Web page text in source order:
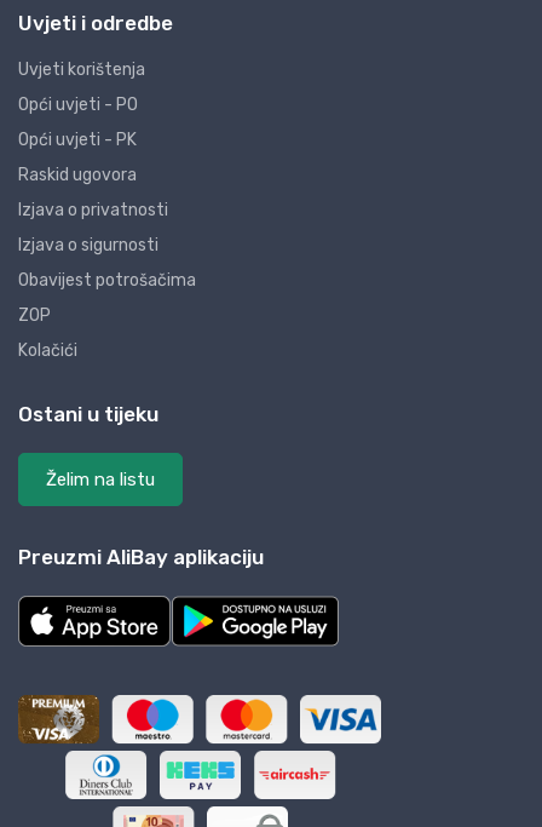
Uvjeti i odredbe
Uvjeti korištenja
Opći uvjeti - PO
Opći uvjeti - PK
Raskid ugovora
Izjava o privatnosti
Izjava o sigurnosti
Obavijest potrošačima
ZOP
Kolačići
Ostani u tijeku
Želim na listu
Preuzmi AliBay aplikaciju